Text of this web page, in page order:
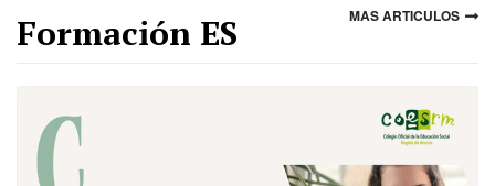
Formación ES MAS ARTICULOS